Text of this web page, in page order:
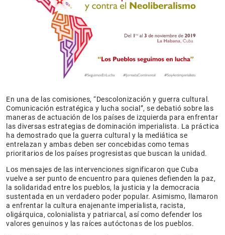
En una de las comisiones, “Descolonización y guerra cultural.
Comunicación estratégica y lucha social”, se debatió sobre las
maneras de actuación de los países de izquierda para enfrentar
las diversas estrategias de dominación imperialista. La práctica
ha demostrado que la guerra cultural y la mediática se
entrelazan y ambas deben ser concebidas como temas
prioritarios de los países progresistas que buscan la unidad.
Los mensajes de las intervenciones significaron que Cuba
vuelve a ser punto de encuentro para quienes defienden la paz,
la solidaridad entre los pueblos, la justicia y la democracia
sustentada en un verdadero poder popular. Asimismo, llamaron
a enfrentar la cultura enajenante imperialista, racista,
oligárquica, colonialista y patriarcal, así como defender los
valores genuinos y las raíces autóctonas de los pueblos.